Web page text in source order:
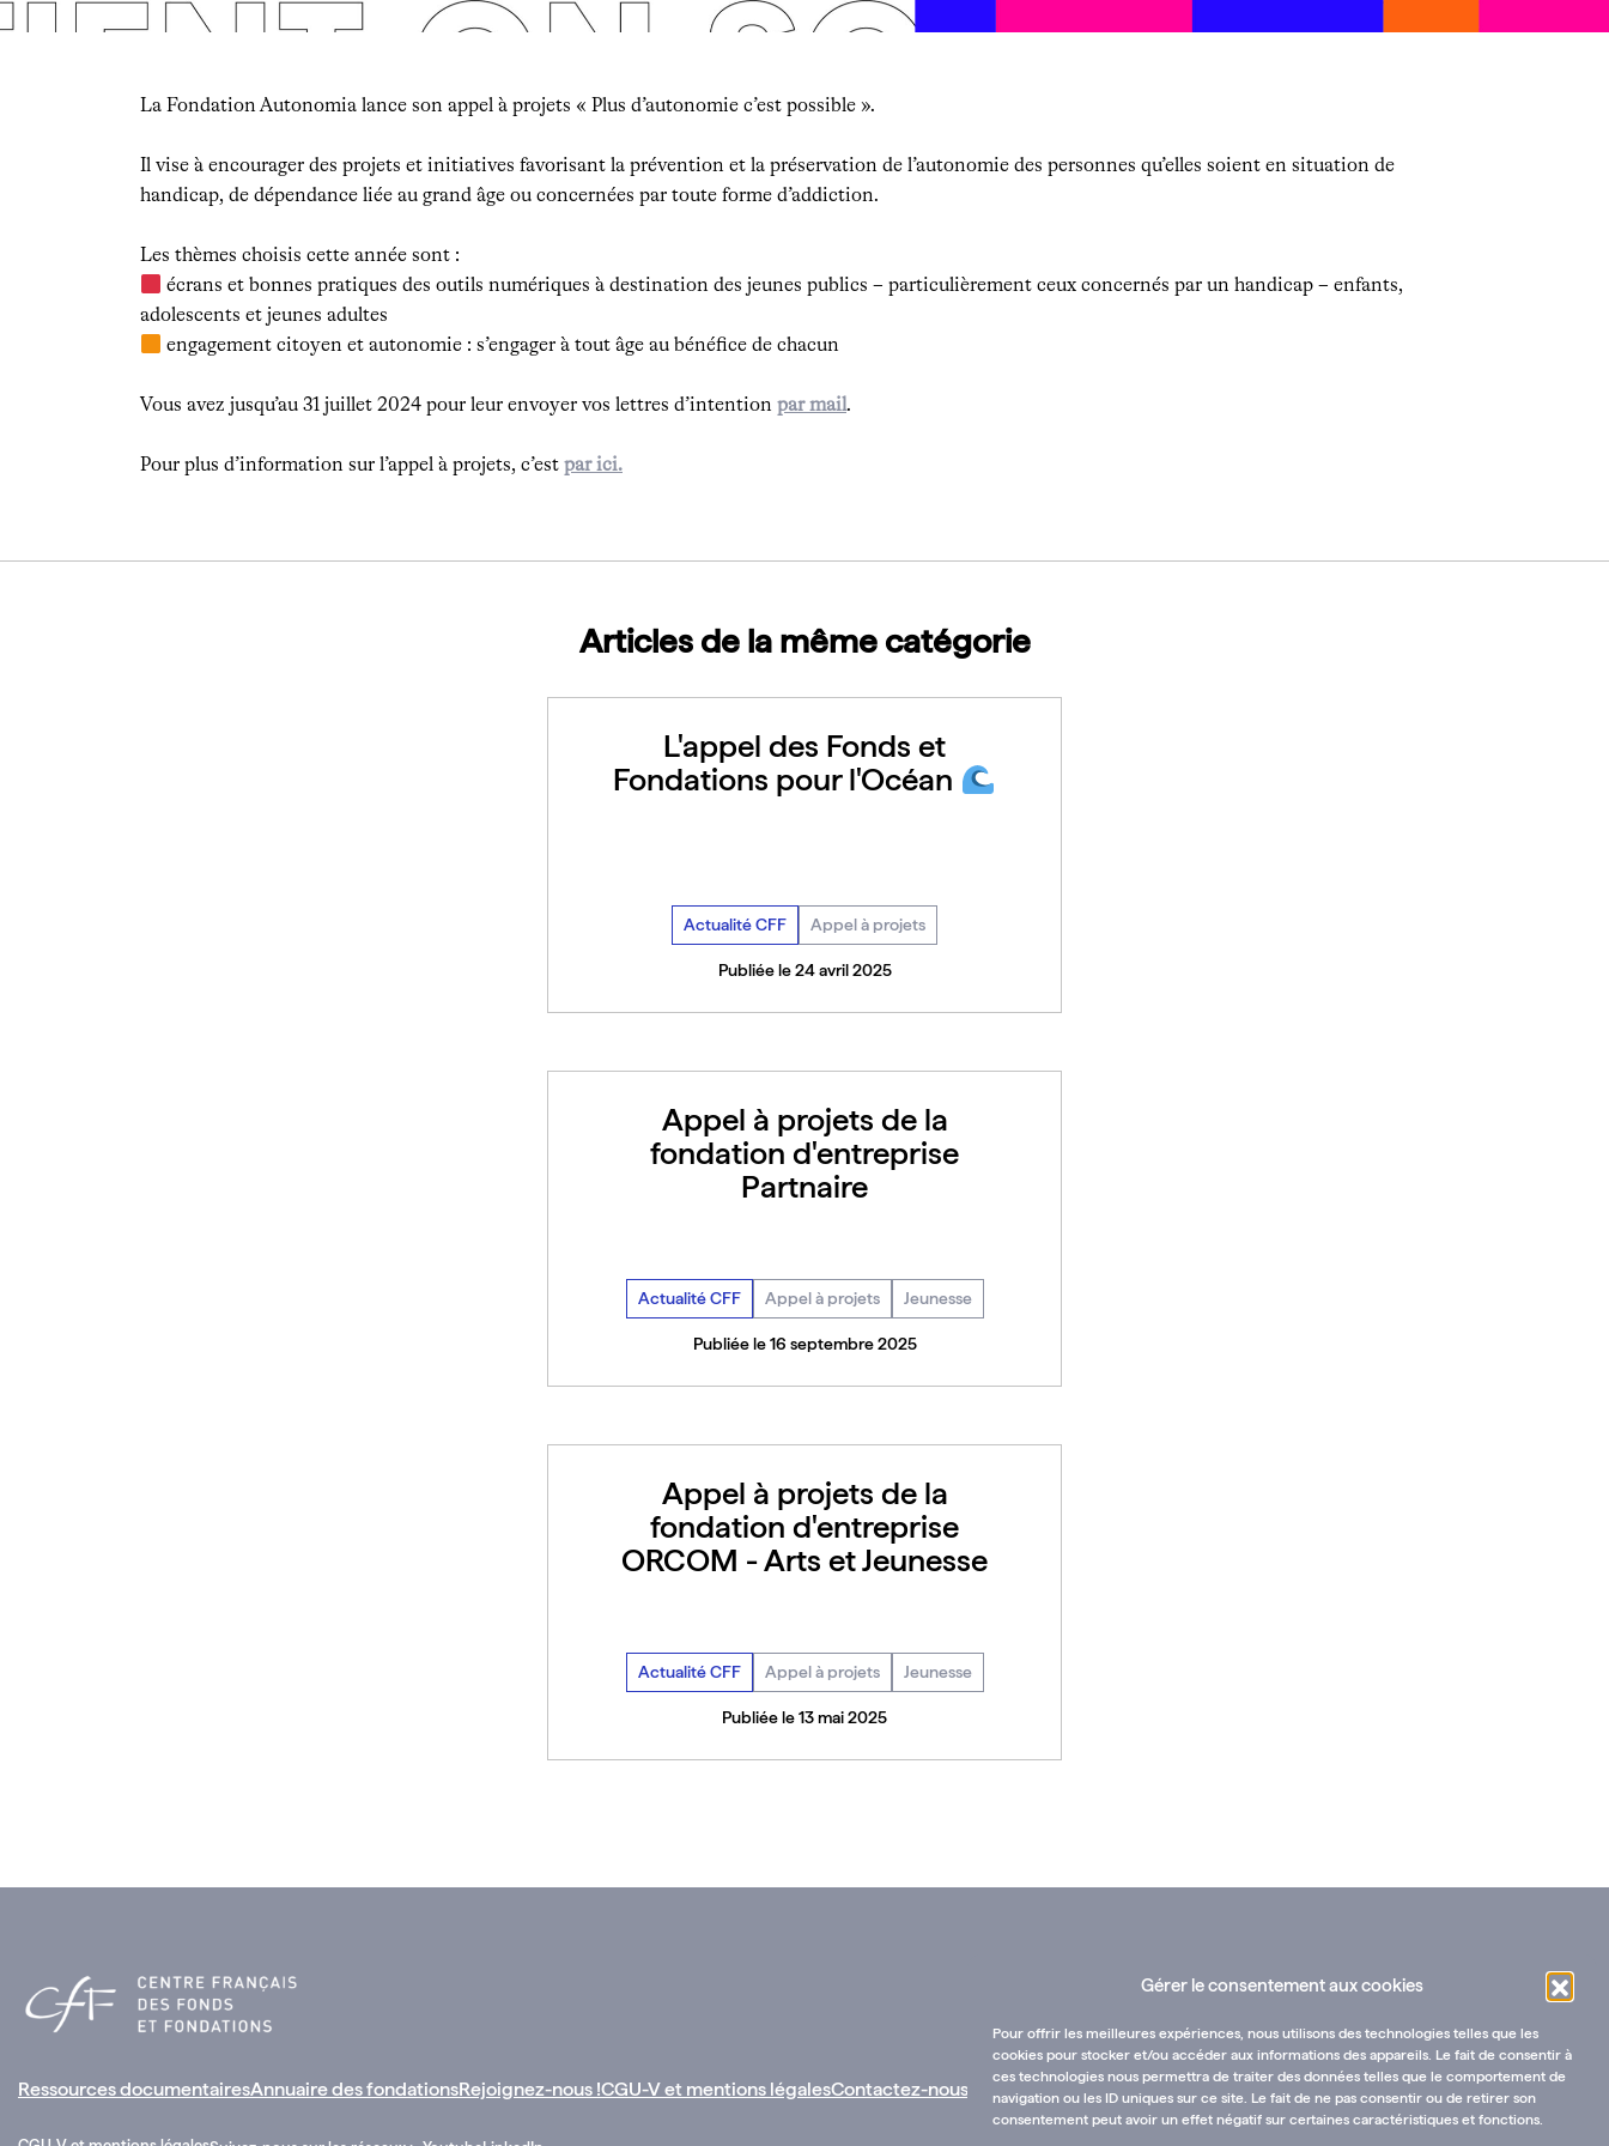
Gérer le consentement aux cookies
Pour offrir les meilleures expériences, nous utilisons des technologies telles que les
cookies pour stocker et/ou accéder aux informations des appareils. Le fait de consentir à
ces technologies nous permettra de traiter des données telles que le comportement de
navigation ou les ID uniques sur ce site. Le fait de ne pas consentir ou de retirer son
consentement peut avoir un effet négatif sur certaines caractéristiques et fonctions.
La Fondation Autonomia lance son appel à projets « Plus d’autonomie c’est possible ».
Il vise à encourager des projets et initiatives favorisant la prévention et la préservation de l’autonomie des personnes qu’elles soient en situation de
handicap, de dépendance liée au grand âge ou concernées par toute forme d’addiction.
Les thèmes choisis cette année sont :
écrans et bonnes pratiques des outils numériques à destination des jeunes publics – particulièrement ceux concernés par un handicap – enfants,
adolescents et jeunes adultes
engagement citoyen et autonomie : s’engager à tout âge au bénéfice de chacun
Vous avez jusqu’au 31 juillet 2024 pour leur envoyer vos lettres d’intention par mail.
Pour plus d’information sur l’appel à projets, c’est par ici.
Articles de la même catégorie
L'appel des Fonds et
Fondations pour l'Océan
Actualité CFF Appel à projets
Publiée le 24 avril 2025
Appel à projets de la
fondation d'entreprise
Partnaire
Actualité CFF Appel à projets Jeunesse
Publiée le 16 septembre 2025
Appel à projets de la
fondation d'entreprise
ORCOM - Arts et Jeunesse
Actualité CFF Appel à projets Jeunesse
Publiée le 13 mai 2025
Ressources documentairesAnnuaire des fondationsRejoignez-nous !CGU-V et mentions légalesContactez-nous :